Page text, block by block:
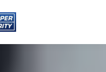
› Katwijk